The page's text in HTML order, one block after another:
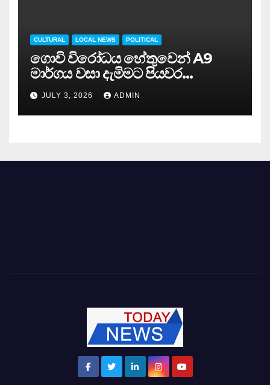
CULTURAL LOCAL NEWS POLITICAL
ගොවි විරෝධය හේතුවෙන් A9
මාර්ගය වසා දැමිමට පියවර…
JULY 3, 2026 ADMIN